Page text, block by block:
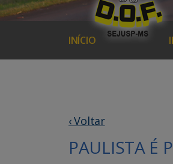
INÍCIO
‹ Voltar
PAULISTA É